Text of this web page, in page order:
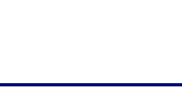
b r